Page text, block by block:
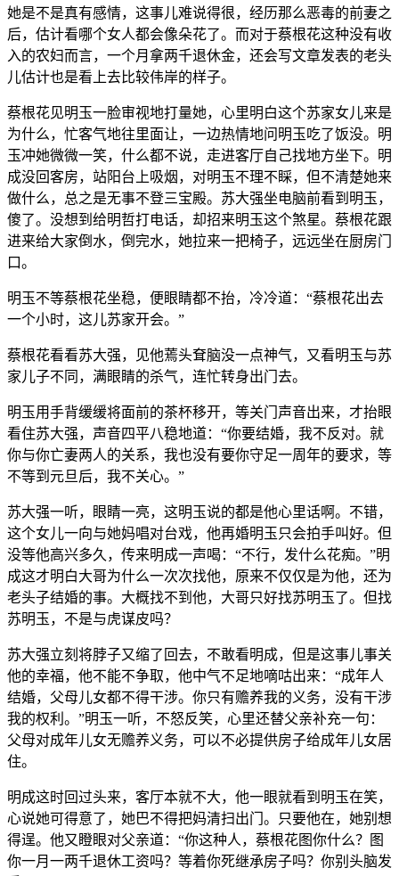
她是不是真有感情，这事儿难说得很，经历那么恶毒的前妻之
后，估计看哪个女人都会像朵花了。而对于蔡根花这种没有收
入的农妇而言，一个月拿两千退休金，还会写文章发表的老头
儿估计也是看上去比较伟岸的样子。
蔡根花见明玉一脸审视地打量她，心里明白这个苏家女儿来是
为什么，忙客气地往里面让，一边热情地问明玉吃了饭没。明
玉冲她微微一笑，什么都不说，走进客厅自己找地方坐下。明
成没回客房，站阳台上吸烟，对明玉不理不睬，但不清楚她来
做什么，总之是无事不登三宝殿。苏大强坐电脑前看到明玉，
傻了。没想到给明哲打电话，却招来明玉这个煞星。蔡根花跟
进来给大家倒水，倒完水，她拉来一把椅子，远远坐在厨房门
口。
明玉不等蔡根花坐稳，便眼睛都不抬，冷冷道：“蔡根花出去
一个小时，这儿苏家开会。”
蔡根花看看苏大强，见他蔫头耷脑没一点神气，又看明玉与苏
家儿子不同，满眼睛的杀气，连忙转身出门去。
明玉用手背缓缓将面前的茶杯移开，等关门声音出来，才抬眼
看住苏大强，声音四平八稳地道：“你要结婚，我不反对。就
你与你亡妻两人的关系，我也没有要你守足一周年的要求，等
不等到元旦后，我不关心。”
苏大强一听，眼睛一亮，这明玉说的都是他心里话啊。不错，
这个女儿一向与她妈唱对台戏，他再婚明玉只会拍手叫好。但
没等他高兴多久，传来明成一声喝：“不行，发什么花痴。”明
成这才明白大哥为什么一次次找他，原来不仅仅是为他，还为
老头子结婚的事。大概找不到他，大哥只好找苏明玉了。但找
苏明玉，不是与虎谋皮吗？
苏大强立刻将脖子又缩了回去，不敢看明成，但是这事儿事关
他的幸福，他不能不争取，他中气不足地嘀咕出来：“成年人
结婚，父母儿女都不得干涉。你只有赡养我的义务，没有干涉
我的权利。”明玉一听，不怒反笑，心里还替父亲补充一句：
父母对成年儿女无赡养义务，可以不必提供房子给成年儿女居
住。
明成这时回过头来，客厅本就不大，他一眼就看到明玉在笑，
心说她可得意了，她巴不得把妈清扫出门。只要他在，她别想
得逞。他又瞪眼对父亲道：“你这种人，蔡根花图你什么？图
你一月一两千退休工资吗？等着你死继承房子吗？你别头脑发